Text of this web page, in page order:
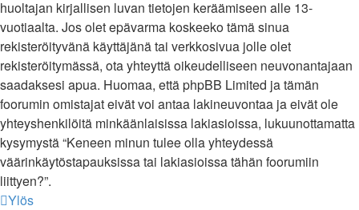
huoltajan kirjallisen luvan tietojen keräämiseen alle 13-
vuotiaalta. Jos olet epävarma koskeeko tämä sinua
rekisteröityvänä käyttäjänä tai verkkosivua jolle olet
rekisteröitymässä, ota yhteyttä oikeudelliseen neuvonantajaan
saadaksesi apua. Huomaa, että phpBB Limited ja tämän
foorumin omistajat eivät voi antaa lakineuvontaa ja eivät ole
yhteyshenkilöitä minkäänlaisissa lakiasioissa, lukuunottamatta
kysymystä “Keneen minun tulee olla yhteydessä
väärinkäytöstapauksissa tai lakiasioissa tähän foorumiin
liittyen?”.
Ylös